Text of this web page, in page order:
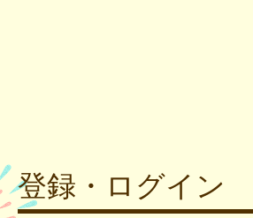
登録・ログイン